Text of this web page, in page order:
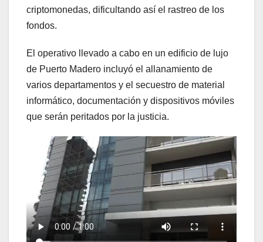
criptomonedas, dificultando así el rastreo de los
fondos.
El operativo llevado a cabo en un edificio de lujo
de Puerto Madero incluyó el allanamiento de
varios departamentos y el secuestro de material
informático, documentación y dispositivos móviles
que serán peritados por la justicia.